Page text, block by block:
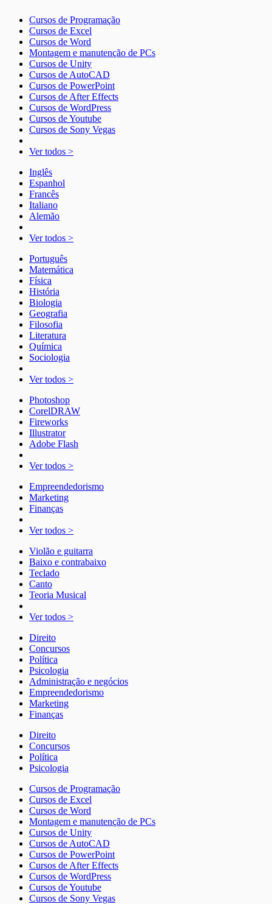
Cursos de Programação
Cursos de Excel
Cursos de Word
Montagem e manutenção de PCs
Cursos de Unity
Cursos de AutoCAD
Cursos de PowerPoint
Cursos de After Effects
Cursos de WordPress
Cursos de Youtube
Cursos de Sony Vegas
Ver todos >
Inglês
Espanhol
Francês
Italiano
Alemão
Ver todos >
Português
Matemática
Física
História
Biologia
Geografia
Filosofia
Literatura
Química
Sociologia
Ver todos >
Photoshop
CorelDRAW
Fireworks
Illustrator
Adobe Flash
Ver todos >
Empreendedorismo
Marketing
Finanças
Ver todos >
Violão e guitarra
Baixo e contrabaixo
Teclado
Canto
Teoria Musical
Ver todos >
Direito
Concursos
Política
Psicologia
Administração e negócios
Empreendedorismo
Marketing
Finanças
Direito
Concursos
Política
Psicologia
Cursos de Programação
Cursos de Excel
Cursos de Word
Montagem e manutenção de PCs
Cursos de Unity
Cursos de AutoCAD
Cursos de PowerPoint
Cursos de After Effects
Cursos de WordPress
Cursos de Youtube
Cursos de Sony Vegas